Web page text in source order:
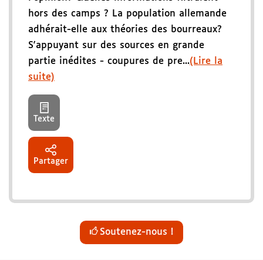
hors des camps ? La population allemande
adhérait-elle aux théories des bourreaux?
S'appuyant sur des sources en grande
partie inédites - coupures de pre...(Lire la
suite)
Texte
Partager
Soutenez-nous !